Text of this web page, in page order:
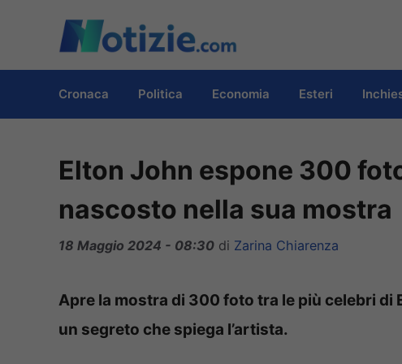
contenuto
Cronaca Politica Economia Esteri
Elton John espone 300
nascosto nella sua mostra
18 Maggio 2024 - 08:30 di Zarina Chiarenza
Apre la mostra di 300 foto tra le più celebri di
un segreto che spiega l’artista.